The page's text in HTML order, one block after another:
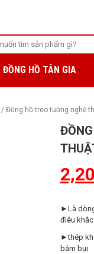
ĐỒNG HỒ TÂN GIA
/ Đồng hồ treo tường nghệ
►Là
điêu
►thép
bám bụi